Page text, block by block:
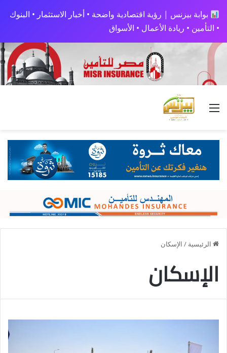
بوابة بيزنس | رؤية اقتصادية واضحة • أخبار الاستثمار • البنوك
• التأمين • ريادة الأعمال • الأسواق
القائمة
الرئيسية / الإسكان
الإسكان